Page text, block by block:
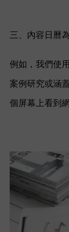
三、內容日曆
例如，我們使
案例研究或涵
個屏幕上看到